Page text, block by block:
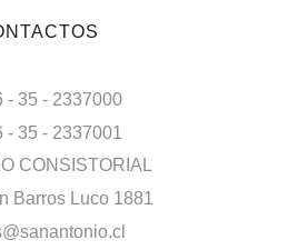
- 35 - 2337000
- 35 - 2337001
CONSISTORIAL
Barros Luco 1881